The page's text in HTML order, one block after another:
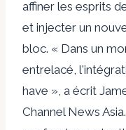
affiner les esprits
et injecter un
bloc. « Dans un
entrelacé,
have », a écrit
Channel News